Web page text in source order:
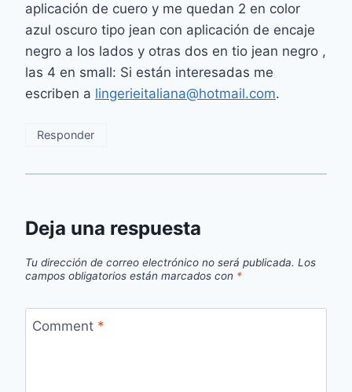
aplicación de cuero y me quedan 2 en color
azul oscuro tipo jean con aplicación de encaje
negro a los lados y otras dos en tio jean negro ,
las 4 en small: Si están interesadas me
escriben a lingerieitaliana@hotmail.com.
Responder
Deja una respuesta
Tu dirección de correo electrónico no será publicada. Los
campos obligatorios están marcados con *
Comment *